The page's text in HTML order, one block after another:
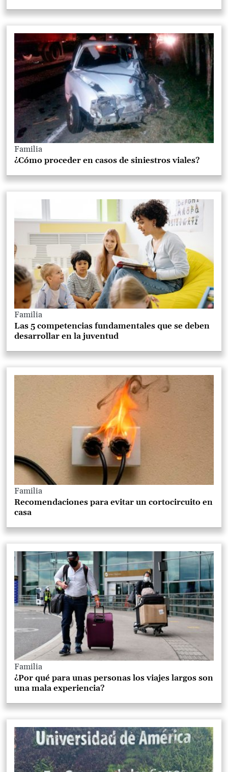
Familia
¿Cómo proceder en casos de siniestros viales?
Familia
Las 5 competencias fundamentales que se deben
desarrollar en la juventud
Familia
Recomendaciones para evitar un cortocircuito en
casa
Familia
¿Por qué para unas personas los viajes largos son
una mala experiencia?